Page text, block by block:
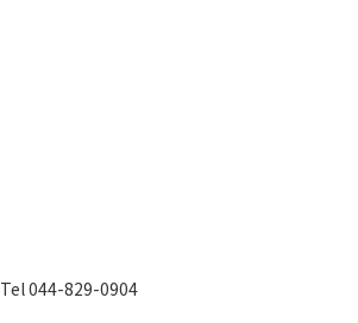
Tel 044-829-0904